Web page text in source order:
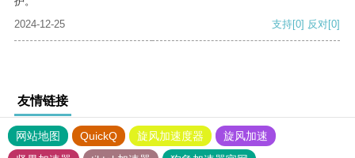
2024-12-25
支持[0] 反对[0]
友情链接
网站地图 QuickQ 旋风加速度器
旋风加速